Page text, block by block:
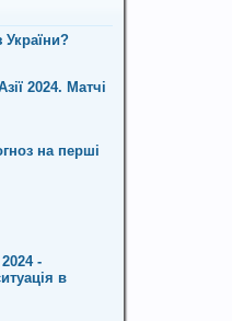
України?
2024. Матчі
на перші
-
в